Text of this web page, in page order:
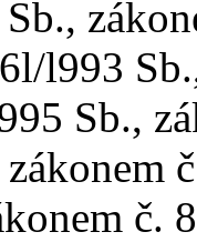
l993
Sb.,
č.